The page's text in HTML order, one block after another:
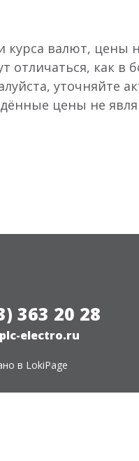
курса валют, цены
отличаться, как в
уточняйте
цены не
363 20 28
electro.ru
в LokiPage